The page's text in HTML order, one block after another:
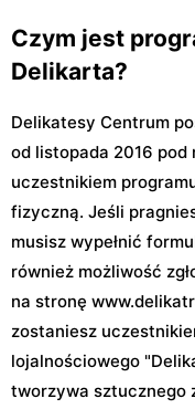
Czym jest
Delikarta?
Delikatesy Centrum
od listopada 2016 pod
uczestnikiem
fizyczną. Jeśli
musisz wypełnić
również możliwość
na stronę
zostaniesz
lojalnościowego
tworzywa sztucznego